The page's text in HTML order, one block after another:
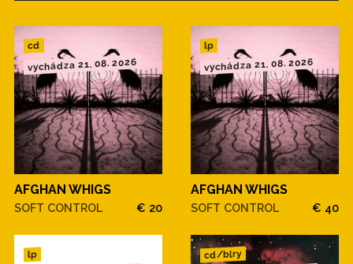
cd
vychádza 21. 08. 2026
AFGHAN WHIGS
SOFT CONTROL € 20
lp
vychádza 21. 08. 2026
AFGHAN WHIGS
SOFT CONTROL € 40
lp cd/blry